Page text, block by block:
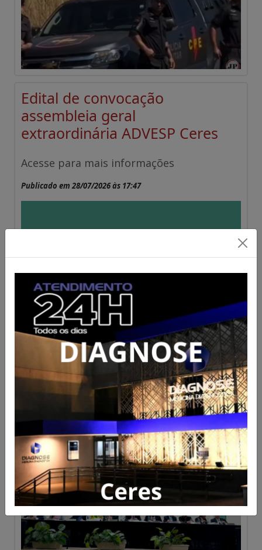
Edital de convocação
assembleia geral
extraordinária ADVESP Ceres
Acesse para mais informações
Publicado em 28/07/2026 às 17:47
Vereadores de Ceres aprovam
pedidos de revitalização e
cobram ações do Executivo
Acesse para mais informações
Publicado em 06/08/2026 às 17:41